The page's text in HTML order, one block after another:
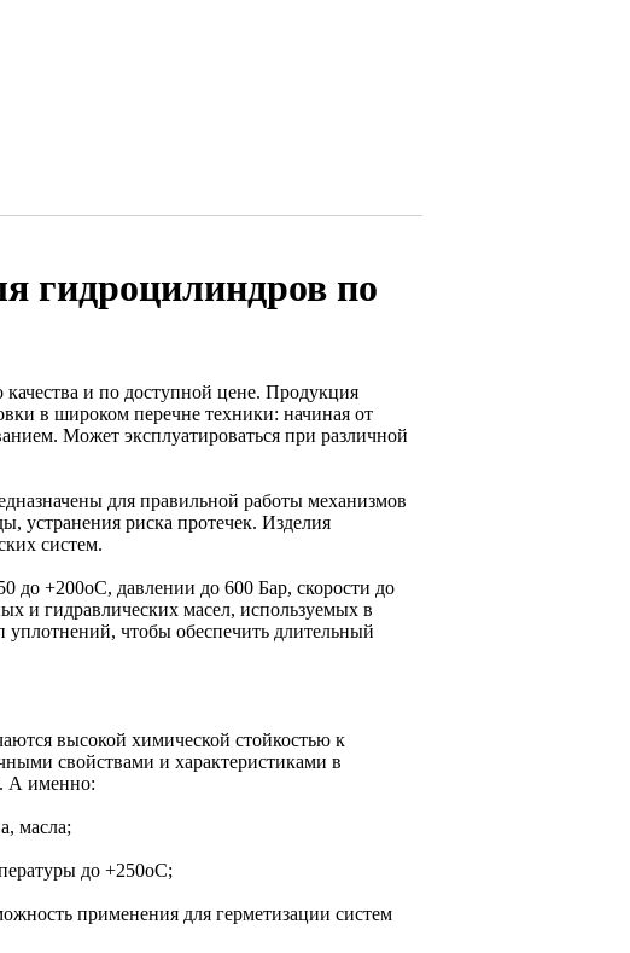
гидроцилиндров по
и по доступной цене. Продукция
в широком перечне техники: начиная от
Может эксплуатироваться при различной
для правильной работы механизмов
устранения риска протечек. Изделия
систем.
до +200оС, давлении до 600 Бар, скорости до
и гидравлических масел, используемых в
чтобы обеспечить длительный
высокой химической стойкостью к
свойствами и характеристиками в
А именно:
масла;
до +250оС;
применения для герметизации систем